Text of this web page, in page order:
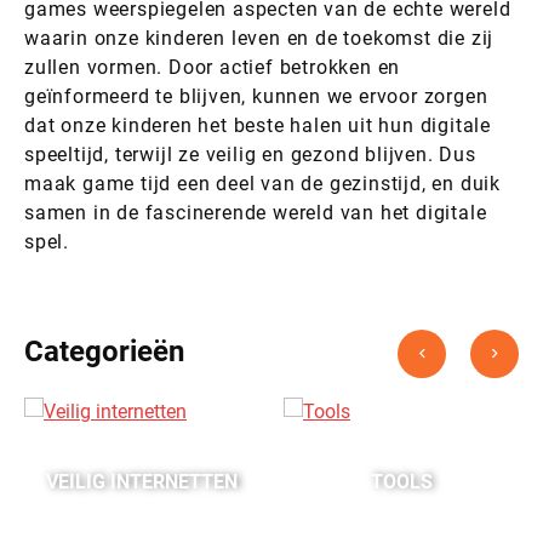
games weerspiegelen aspecten van de echte wereld
waarin onze kinderen leven en de toekomst die zij
zullen vormen. Door actief betrokken en
geïnformeerd te blijven, kunnen we ervoor zorgen
dat onze kinderen het beste halen uit hun digitale
speeltijd, terwijl ze veilig en gezond blijven. Dus
maak game tijd een deel van de gezinstijd, en duik
samen in de fascinerende wereld van het digitale
spel.
Categorieën
VEILIG INTERNETTEN TOOLS